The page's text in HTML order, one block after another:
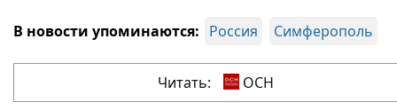
В новости упоминаются: Россия Симферополь
Читать: ОСН